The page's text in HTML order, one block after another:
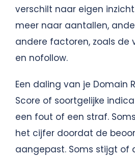
verschilt naar eigen
meer naar aantallen,
andere factoren, zoals de
en nofollow.
Een daling van je Domain
Score of soortgelijke
een fout of een straf.
het cijfer doordat de
aangepast. Soms stijgt